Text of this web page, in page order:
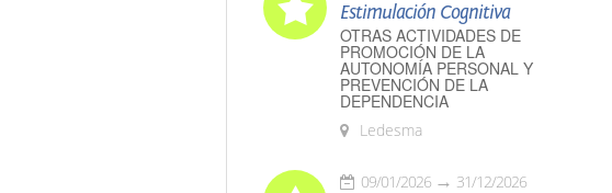
Estimulación Cognitiva
OTRAS ACTIVIDADES DE
PROMOCIÓN DE LA
AUTONOMÍA PERSONAL Y
PREVENCIÓN DE LA
DEPENDENCIA
Ledesma
09/01/2026 31/12/2026